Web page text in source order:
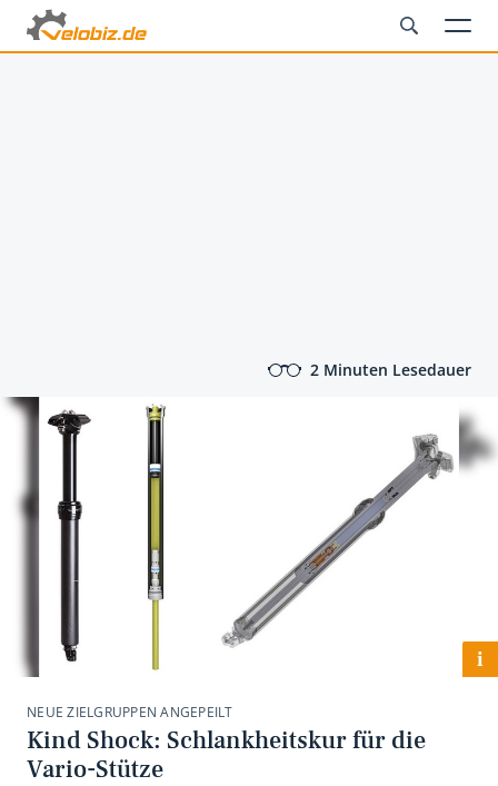
2 Minuten Lesedauer
i
NEUE ZIELGRUPPEN ANGEPEILT
Kind Shock: Schlankheitskur für die
Vario-Stütze